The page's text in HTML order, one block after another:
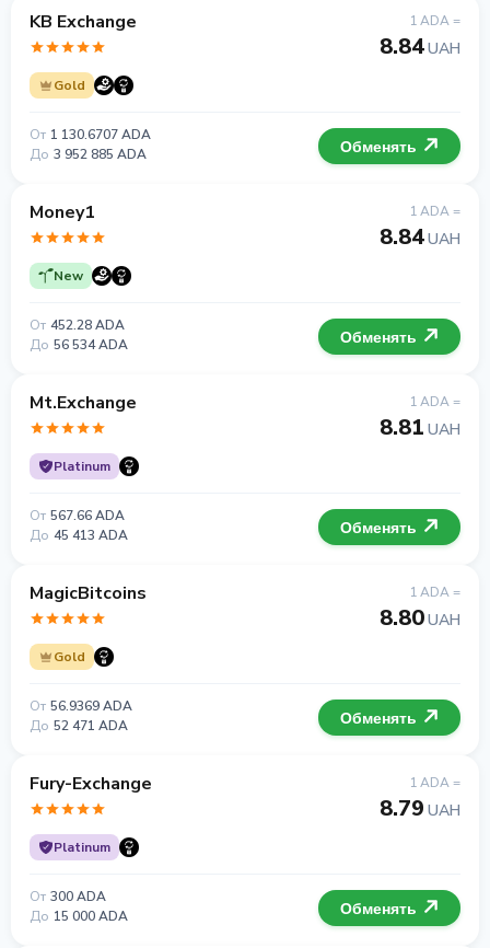
KB Exchange
Gold
1 ADA =
8.84UAH
От 1 130.6707 ADA
До 3 952 885 ADA Обменять
Money1
New
1 ADA =
8.84UAH
От 452.28 ADA
До 56 534 ADA Обменять
Mt.Exchange
Platinum
1 ADA =
8.81 UAH
От 567.66 ADA
До 45 413 ADA Обменять
MagicBitcoins
Gold
1 ADA =
8.80UAH
От 56.9369 ADA
До 52 471 ADA Обменять
Fury-Exchange
Platinum
1 ADA =
8.79 UAH
От 300 ADA
До 15 000 ADA Обменять